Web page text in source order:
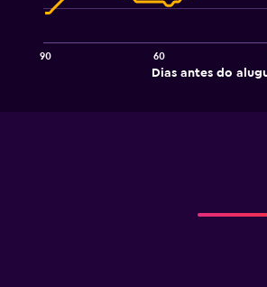
data
The
Dias antes do
90 60